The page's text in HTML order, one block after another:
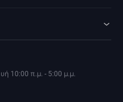
10:00 π.μ. - 5:00 μ.μ.